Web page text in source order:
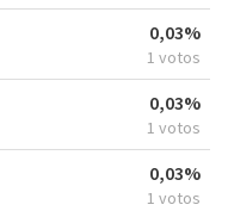
0,03%
1 votos
0,03%
1 votos
0,03%
1 votos